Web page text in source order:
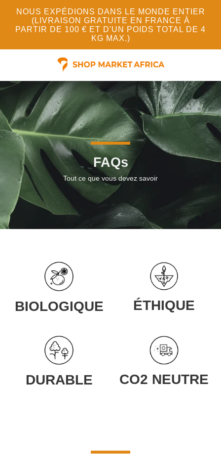
NOUS EXPÉDIONS DANS LE MONDE ENTIER
(LIVRAISON GRATUITE EN FRANCE À
PARTIR DE 100 € ET D'UN POIDS TOTAL DE 4
KG MAX.)
FAQs
Tout ce que vous devez savoir
BIOLOGIQUE ÉTHIQUE
DURABLE CO2 NEUTRE